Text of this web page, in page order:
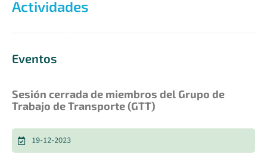
Actividades
Eventos
Sesión cerrada de miembros del Grupo de
Trabajo de Transporte (GTT)
19-12-2023